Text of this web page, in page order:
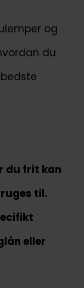
og
du
du frit kan
til.
eller